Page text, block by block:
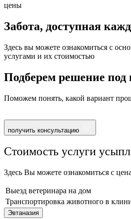
цены
Забота, доступная
Здесь вы можете ознакомиться с
услугами и их стоимостью
Подберем решение
Поможем понять, какой вариант
получить консультацию
Стоимость услуги
Здесь Вы можете ознакомиться с
Выезд ветеринара на дом
Транспортировка животного в
Эвтаназия